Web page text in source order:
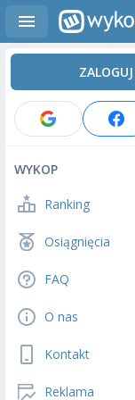
WYKOP
Ranking
Osiągnięcia
FAQ
O nas
Kontakt
Reklama